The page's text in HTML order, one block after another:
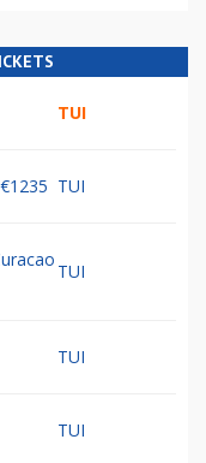
TUI
TUI
TUI
TUI
TUI